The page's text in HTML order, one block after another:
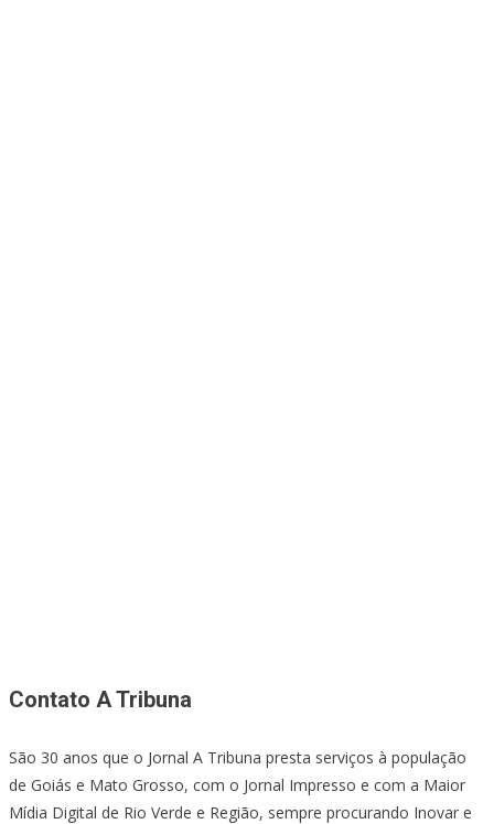
Contato A Tribuna
São 30 anos que o Jornal A Tribuna presta serviços à população
de Goiás e Mato Grosso, com o Jornal Impresso e com a Maior
Mídia Digital de Rio Verde e Região, sempre procurando Inovar e